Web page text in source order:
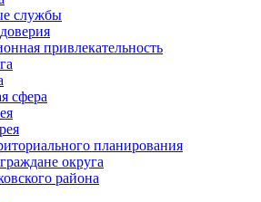
службы
привлекательность
сфера
планирования
округа
района